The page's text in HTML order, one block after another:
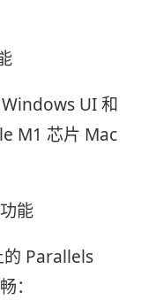
UI 和
M1 芯片 Mac
能
Parallels
：